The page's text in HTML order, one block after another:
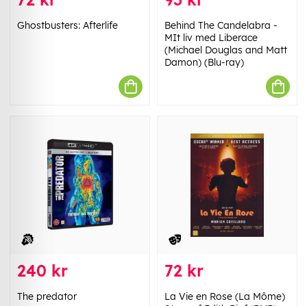
Ghostbusters: Afterlife
Behind The Candelabra -
MIt liv med Liberace
(Michael Douglas and Matt
Damon) (Blu-ray)
240 kr
The predator
72 kr
La Vie en Rose (La Môme)